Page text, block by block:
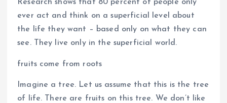
Research shows that 80 percent of people only
ever act and think on a superficial level about
the life they want – based only on what they can
see. They live only in the superficial world.
fruits come from roots
Imagine a tree. Let us assume that this is the tree
of life. There are fruits on this tree. We don’t like